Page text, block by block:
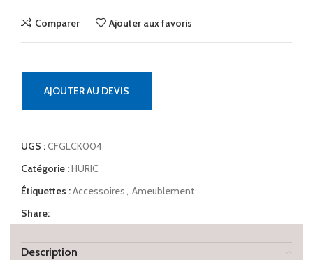
Comparer Ajouter aux favoris
AJOUTER AU DEVIS
UGS :CFGLCK004
Catégorie :HURIC
Étiquettes :Accessoires, Ameublement
Share:
Description